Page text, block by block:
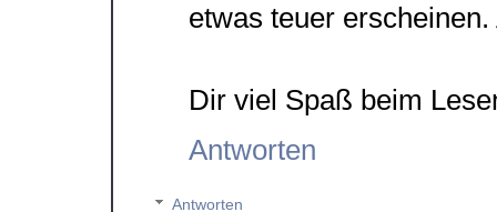
etwas teuer
Dir viel Spaß beim
Antworten
Antworten